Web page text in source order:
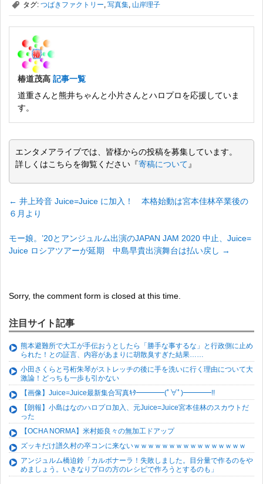
, タグ: つばきファクトリー, 写真集, 山岸理子
椿道茂高 記事一覧
道重さんと熊井ちゃんと小片さんとハロプロを応援していま
す。
エンタメアライブでは、皆様からの投稿を募集しています。
詳しくはこちらを御覧ください『寄稿について』
← 井上玲音 Juice=Juice に加入！ 本格始動は宮本佳林卒業後の
６月より
モー娘。’20とアンジュルム出演のJAPAN JAM 2020 中止、Juice=
Juice ロシアツアーが延期 中島早貴出演舞台は払い戻し →
Sorry, the comment form is closed at this time.
注目サイト記事
熊本避難所で大工が手伝おうとしたら「勝手な事するな」と行政側に止め
られた！との証言、内容があまりに胡散臭すぎた結果……
小田さくらと弓桁朱琴がストレッチの後に手を洗いに行く理由について大
激論！どっちも一歩も引かない
【画像】Juice=Juice最新集合写真ｷﾀ━━━━(ﾟ∀ﾟ)━━━━!!
【朗報】小島はなのハロプロ加入、元Juice=Juice宮本佳林のスカウトだ
った
【OCHA NORMA】米村姫良々の無加工ドアップ
ズッキだけ譜久村の卒コンに来ないｗｗｗｗｗｗｗｗｗｗｗｗｗｗｗｗ
アンジュルム橋迫鈴「カルボナーラ！失敗しました。目分量で作るのをや
めましょう。いきなりプロの方のレシピで作ろうとするのも」